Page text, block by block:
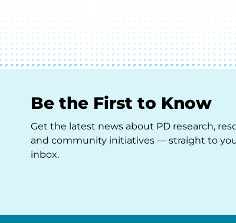
Be the First to Know
Get the latest news about PD research,
and community initiatives — straight to
inbox.